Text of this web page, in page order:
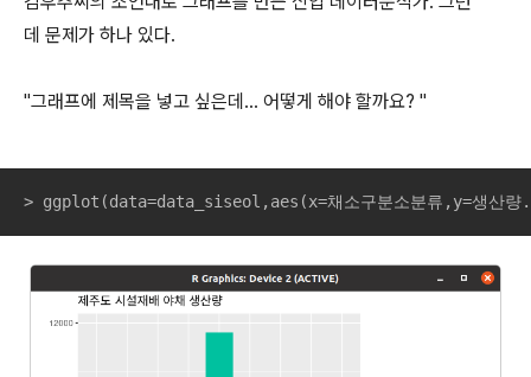
데 문제가 하나 있다.
"그래프에 제목을 넣고 싶은데... 어떻게 해야 할까요? "
> ggplot(data=data_siseol,aes(x=채소구분소분류,y=생산